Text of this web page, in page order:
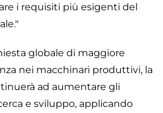
i requisiti più esigenti del
globale di maggiore
nei macchinari produttivi, la
ad aumentare gli
e sviluppo, applicando